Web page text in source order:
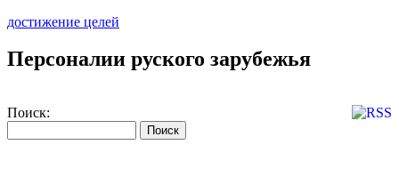
достижение целей
Персоналии руского зарубежья
Поиск: